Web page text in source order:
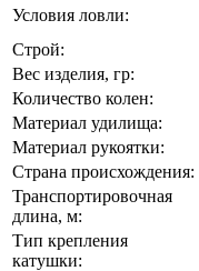
Условия ловли:
Строй:
Вес изделия, гр:
Количество колен:
Материал удилища:
Материал рукоятки:
Страна происхождения:
Транспортировочная
длина, м:
Тип крепления
катушки: